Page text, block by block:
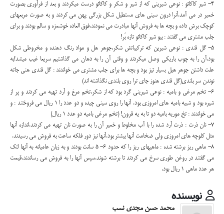
4- شیر کاکائو : نوعی شیرینی که از شیر و شکر و کاکائو درست میکردند و بعد از فرآوری بصورت
خمیر در می آمد.آنرا درون سینی های مستطیل شکل بزرگی پهن می کردند و به صورت مربعهای
کوچک برش داده و بچه ها به فروش آنها مبادرت می نمودند.فوق العاده خوشمزه و سالم بودند و برای
جلب مشتری می گفتند : بیو شیر کاکائو تازه بَر!
5- گل قندی : نوعی شیرین که ترکیباتش شکر،جوهر هل و مواد رنگ دهنده و مخروطی شکل
بود.آن را به چوب باریکی وصل میکردند و وقتی آن را به دهان می گذاشتیم سریعا غیب میشد!به
علت داشتن جوهر هیل بسیار تیز بود و بچه ها برای جلب مشتری می خواندند : گل قندی هنی جاته
نوندن سر بلندی(گل قندی هنوز جای ترا روی بلندی نگذاشته اند)
6- تخم مرغی و بامیه : نوعی شیرینی گرد بود که از شکر،تخم مرغ و آرد تهیه می کردند و پر از
شیره بود و شبیه بامیه های امروزی بود. آنها را روی سینی چیده و دو عدد را 1 ریال می فروختند : و
می خواندند : تخ موریه بامیه دو تا به یه قرون! (تخم مرغی بامیه دو عدد 1 ریال)
7- نان ذرت : ذرت آرد شده را با آب مخلوط و خمیر آن را به صورت نان تهیه می کردند.اندازه آنها
مثل کلوچه های امروزی ولی ضخامت آنها بیشتر بود.آنها نیز دور فلکه ساعت به فروش می رسیدند.
8- ماهی ریز برشته شده : ماهیهای ریز را که حدود 6- 5 سانت بودند و به زبان عامیانه به آنها لتک
می گفتند در روغن طوری سرخ می کردند تا برشته شوند،سپس آنها را به فروش می رساندند.قیمت
هر عدد ماهی 1 ریال بود.
نویسنده
محمد حسن مجدی نسب